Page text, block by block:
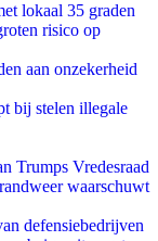
lokaal 35 graden
risico op
aan onzekerheid
bij stelen illegale
Trumps Vredesraad
waarschuwt
defensiebedrijven